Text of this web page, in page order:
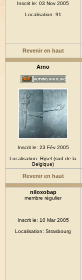
Inscrit le: 03 Nov 2005
Localisation: 91
Revenir en haut
Arno
Inscrit le: 23 Fév 2005
Localisation: Rijsel (sud de la
Belgique)
Revenir en haut
niloxobap
membre régulier
Inscrit le: 10 Mar 2005
Localisation: Strasbourg